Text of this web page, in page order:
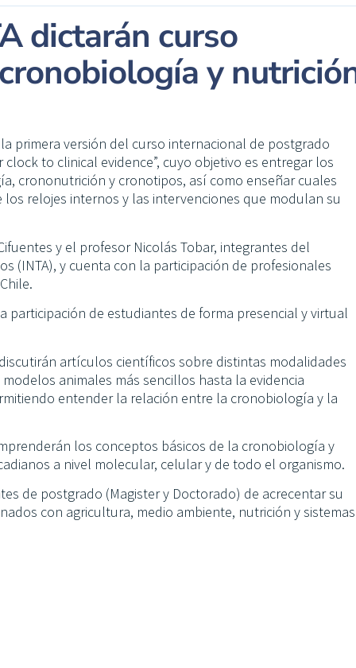
dictarán curso
y
primera versión del curso internacional de postgrado
to clinical evidence”, cuyo objetivo es entregar los
crononutrición y cronotipos, así como enseñar cuales
relojes internos y las intervenciones que modulan su
y el profesor Nicolás Tobar, integrantes del
(INTA), y cuenta con la participación de profesionales
de estudiantes de forma presencial y virtual
artículos científicos sobre distintas modalidades
animales más sencillos hasta la evidencia
entender la relación entre la cronobiología y la
los conceptos básicos de la cronobiología y
a nivel molecular, celular y de todo el organismo.
de postgrado (Magister y Doctorado) de acrecentar su
con agricultura, medio ambiente, nutrición y sistemas